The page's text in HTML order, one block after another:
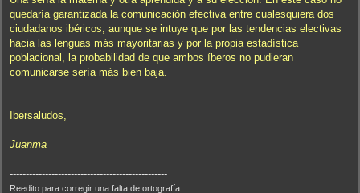
quedaría garantizada la comunicación efectiva entre cualesquiera dos
ciudadanos ibéricos, aunque se intuye que por las tendencias electivas
hacia las lenguas más mayoritarias y por la propia estadística
poblacional, la probabilidad de que ambos íberos no pudieran
comunicarse sería más bien baja.
Ibersaludos,
Juanma
-------------------------------------------------
Reedito para corregir una falta de ortografía